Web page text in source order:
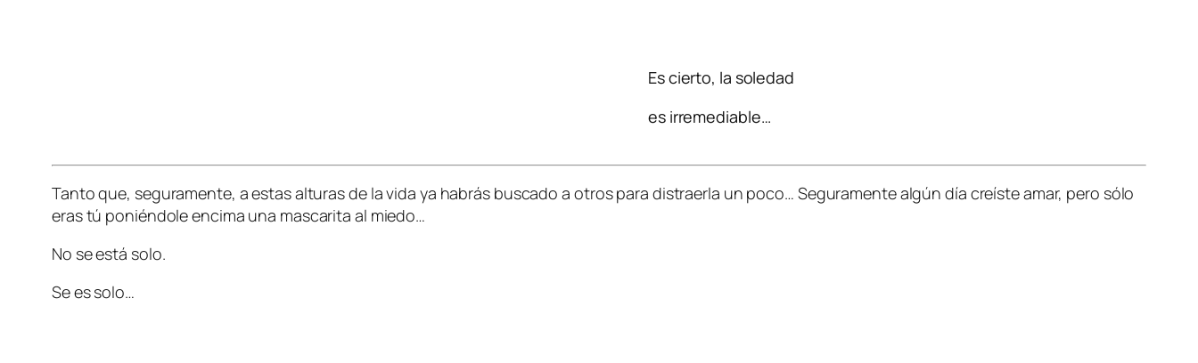
Es cierto, la soledad
es irremediable…
Tanto que, seguramente, a estas alturas de la vida ya habrás buscado a otros para distraerla un poco… Seguramente algún día creíste amar, pero sólo
eras tú poniéndole encima una mascarita al miedo…
No se está solo.
Se es solo…